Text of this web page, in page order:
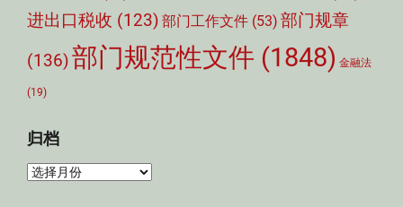
进出口税收 (123) 部门工作文件 (53) 部门规章
(136)部门规范性文件 (1848) 金融法
(19)
归档
归